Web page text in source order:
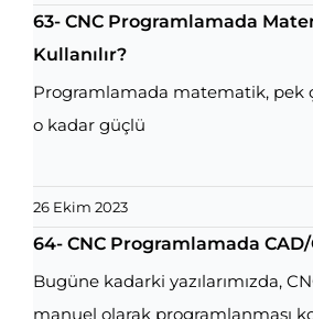
63- CNC Programlamada
Kullanılır?
Programlamada matematik, pek
o kadar güçlü
26 Ekim 2023
64- CNC Programlamada
Bugüne kadarki yazılarımızda,
manuel olarak programlanması